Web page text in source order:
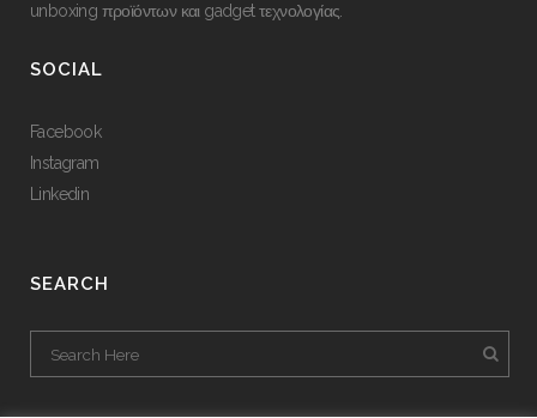
unboxing προϊόντων και gadget τεχνολογίας.
SOCIAL
Facebook
Instagram
Linkedin
SEARCH